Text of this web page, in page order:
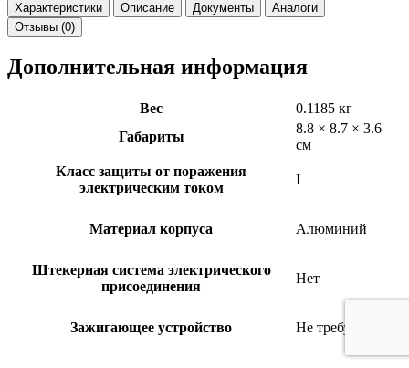
Характеристики
Описание Документы
Аналоги
Отзывы (0)
Дополнительная информация
Вес
0.1185 кг
Габариты
8.8 × 8.7 × 3.6
см
Класс защиты от поражения
электрическим током
I
Материал корпуса Алюминий
Штекерная система электрического
присоединения
Нет
Зажигающее устройство Не требуется